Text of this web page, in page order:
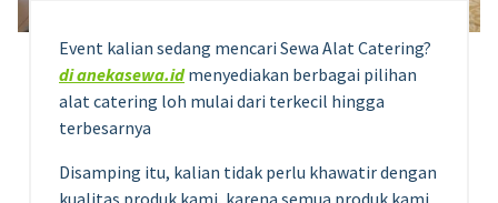
Event kalian sedang mencari Sewa Alat Catering?
di anekasewa.idmenyediakan berbagai pilihan
alat catering loh mulai dari terkecil hingga
terbesarnya
Disamping itu, kalian tidak perlu khawatir dengan
kualitas produk kami, karena semua produk kami